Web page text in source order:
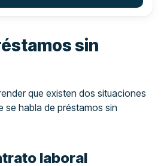
sin
que existen dos situaciones
se habla de préstamos sin
laboral